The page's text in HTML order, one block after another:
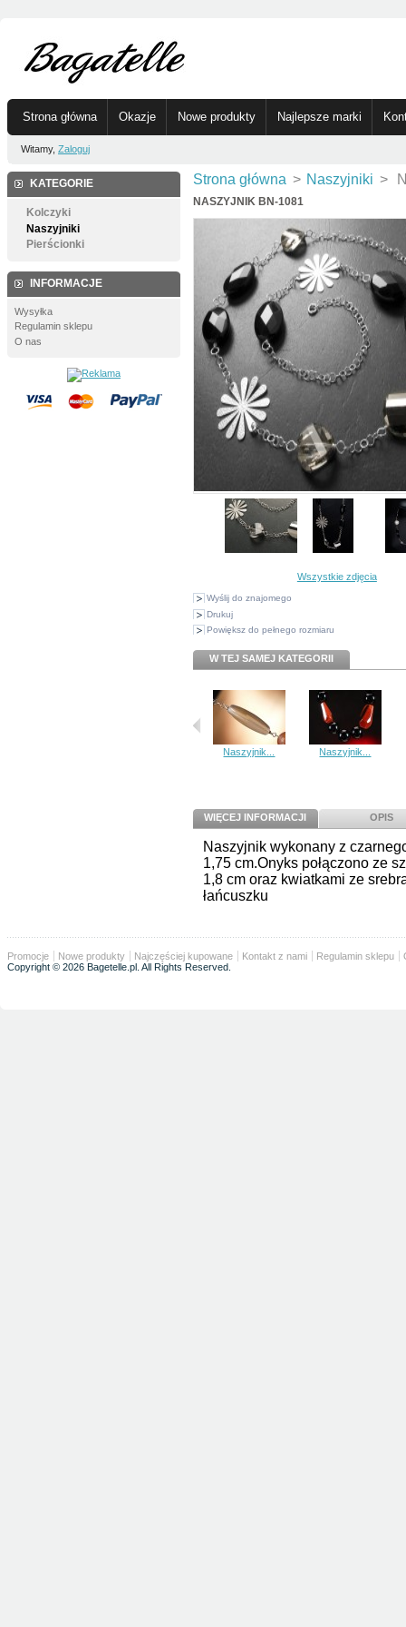
Strona główna Okazje Nowe produkty Najlepsze marki
Witamy, Zaloguj
KATEGORIE
Kolczyki
Naszyjniki
Pierścionki
INFORMACJE
Wysyłka
Regulamin sklepu
O nas
Strona główna > Naszyjniki >
NASZYJNIK BN-1081
Wszystkie zdjęcia
Wyślij do znajomego
Drukuj
Powiększ do pełnego rozmiaru
W TEJ SAMEJ KATEGORII
Naszyjnik... Naszyjnik...
WIĘCEJ INFORMACJI OPIS
Naszyjnik wykonany z
1,75 cm.Onyks połączono ze
1,8 cm oraz kwiatkami ze
łańcuszku
Promocje Nowe produkty Najczęściej kupowane Kontakt z nami Regulamin sklepu
Copyright © 2026 Bagetelle.pl. All Rights Reserved.